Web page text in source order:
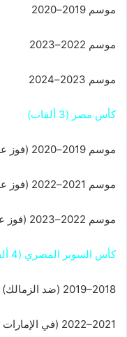
موسم 2019–2020
موسم 2022–2023
موسم 2023–2024
كأس مصر (3 ألقاب)
موسم 2019–2020 (فوز على طلائع الجيش)
موسم 2021–2022 (فوز على بيراميدز)
موسم 2022–2023 (فوز على الزمالك)
كأس السوبر المصري (4 ألقاب)
2018–2019 (ضد الزمالك)
2021–2022 (في الإمارات ضد الزمالك)